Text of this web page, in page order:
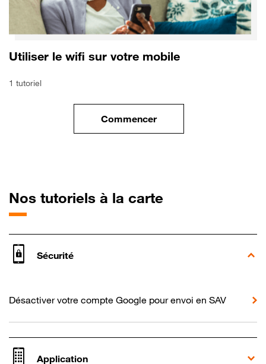
Utiliser le wifi sur votre mobile
1 tutoriel
Commencerle tuto pour Utiliser le wifi sur
Nos tutoriels à la carte
Sécurité
Désactiver votre compte Google pour envoi en SAV
Application